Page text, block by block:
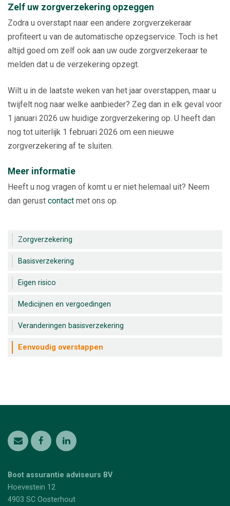
Zelf uw zorgverzekering opzeggen
Zodra u overstapt naar een andere zorgverzekeraar
profiteert u van de automatische opzegservice. Toch is het
altijd goed om zelf ook aan uw oude zorgverzekeraar te
melden dat u de verzekering opzegt.
Wilt u in de laatste weken van het jaar overstappen, maar u
twijfelt nog naar welke aanbieder? Zeg dan in elk geval voor
1 januari 2026 uw huidige zorgverzekering op. U heeft dan
nog tot uiterlijk 1 februari 2026 om een nieuwe
zorgverzekering af te sluiten.
Meer informatie
Heeft u nog vragen of komt u er niet helemaal uit? Neem
dan gerust contact met ons op.
Zorgverzekering
Basisverzekering
Eigen risico
Medicijnen en vergoedingen
Veranderingen basisverzekering
Eenvoudig overstappen
Boot assurantie adviseurs BV
Hoevestein 12
4903 SC Oosterhout